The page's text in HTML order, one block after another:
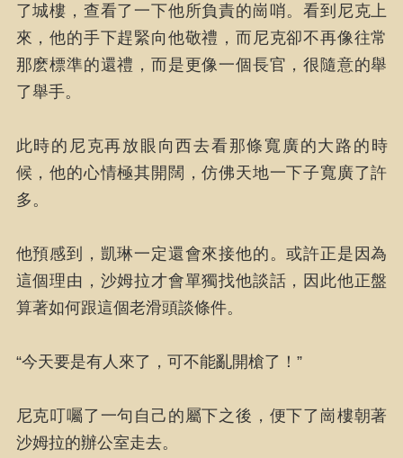
了城樓，查看了一下他所負責的崗哨。看到尼克上
來，他的手下趕緊向他敬禮，而尼克卻不再像往常
那麽標準的還禮，而是更像一個長官，很隨意的舉
了舉手。
此時的尼克再放眼向西去看那條寬廣的大路的時
候，他的心情極其開闊，仿佛天地一下子寬廣了許
多。
他預感到，凱琳一定還會來接他的。或許正是因為
這個理由，沙姆拉才會單獨找他談話，因此他正盤
算著如何跟這個老滑頭談條件。
“今天要是有人來了，可不能亂開槍了！”
尼克叮囑了一句自己的屬下之後，便下了崗樓朝著
沙姆拉的辦公室走去。